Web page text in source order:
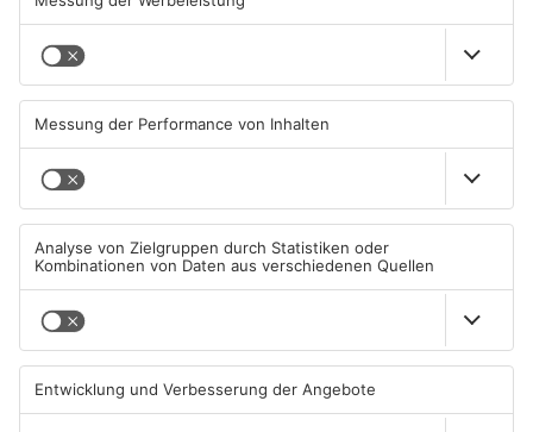
im Main-Kinzig-Kreis und in
06.08.2026, 11:33 UHR IN MAIN-
KINZIG-KREIS
Schwimmbad bleibt heute
05.08.2026, 07:31 UHR IN MAIN-
KINZIG-KREIS